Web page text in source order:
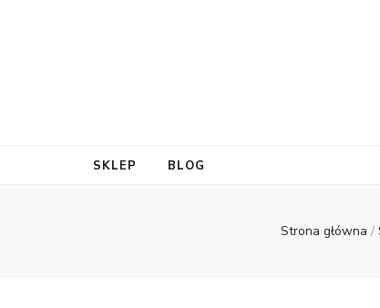
SKLEP BLOG
Strona główna /